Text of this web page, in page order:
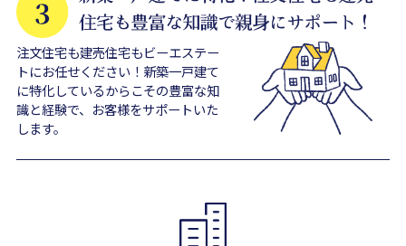
注文住宅も建売住宅もビーエステー
トにお任せください！新築一戸建て
に特化しているからこその豊富な知
識と経験で、お客様をサポートいた
します。